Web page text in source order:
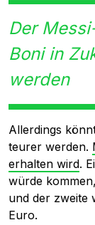
Der
Boni in
werden
Allerdings
teurer werden.
erhalten wird.
würde
und der zweite
Euro.